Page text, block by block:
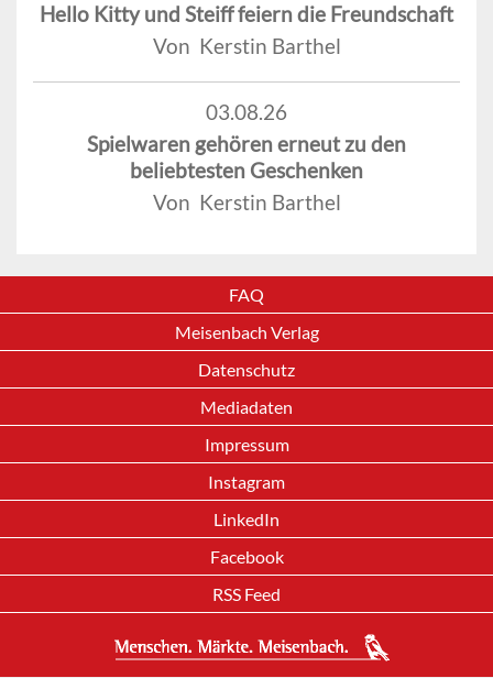
Hello Kitty und Steiff feiern die Freundschaft
Von Kerstin Barthel
03.08.26
Spielwaren gehören erneut zu den
beliebtesten Geschenken
Von Kerstin Barthel
FAQ
Meisenbach Verlag
Datenschutz
Mediadaten
Impressum
Instagram
LinkedIn
Facebook
RSS Feed